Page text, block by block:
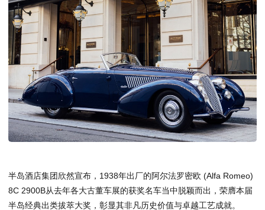
半岛酒店集团欣然宣布，1938年出厂的阿尔法罗密欧 (Alfa Romeo)
8C 2900B从去年各大古董车展的获奖名车当中脱颖而出，荣膺本届
半岛经典出类拔萃大奖，彰显其非凡历史价值与卓越工艺成就。